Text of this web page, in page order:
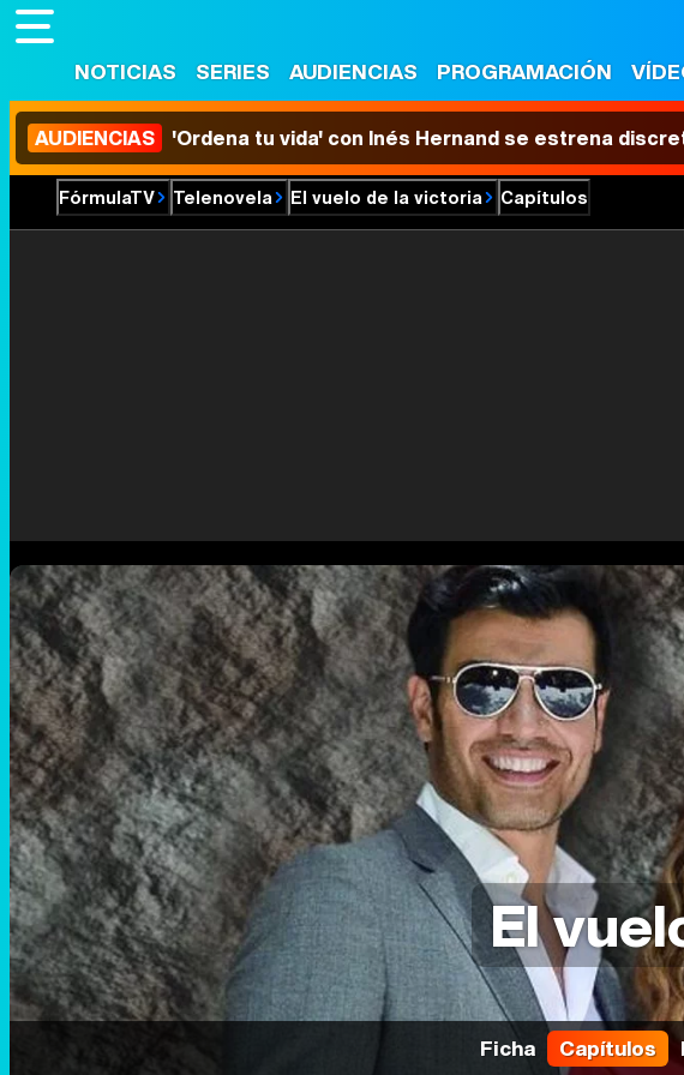
NOTICIAS SERIES AUDIENCIAS PROGRAMACIÓN
AUDIENCIAS 'Ordena tu vida' con Inés Hernand se estrena
FórmulaTV Telenovela El vuelo de la victoria Capítulos
El
Ficha Capítulos